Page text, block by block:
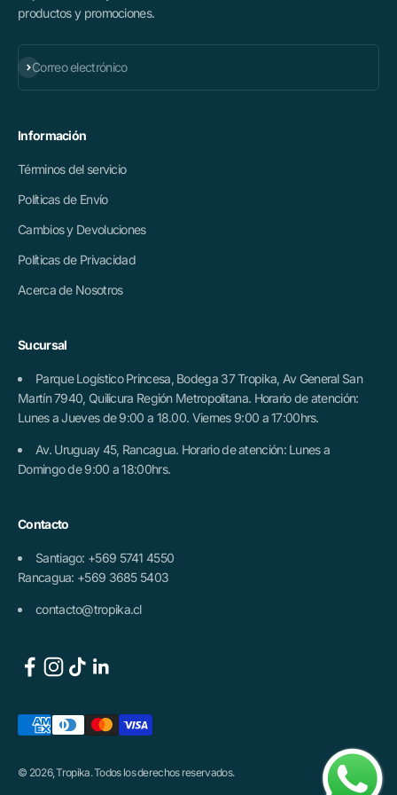
productos y promociones.
Correo electrónico
Suscribirse
Información
Términos del servicio
Políticas de Envío
Cambios y Devoluciones
Políticas de Privacidad
Acerca de Nosotros
Sucursal
Parque Logístico Princesa, Bodega 37 Tropika, Av General San
Martín 7940, Quilicura Región Metropolitana. Horario de atención:
Lunes a Jueves de 9:00 a 18.00. Viernes 9:00 a 17:00hrs.
Av. Uruguay 45, Rancagua. Horario de atención: Lunes a
Domingo de 9:00 a 18:00hrs.
Contacto
Santiago: +569 5741 4550
Rancagua: +569 3685 5403
contacto@tropika.cl
© 2026, Tropika. Todos los derechos reservados.